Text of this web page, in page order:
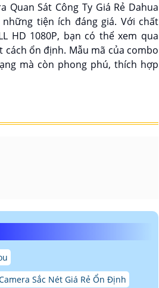
Quan Sát Công Ty Giá Rẻ Dahua
tiện ích đáng giá. Với chất
HD 1080P, bạn có thể xem qua
ổn định. Mẫu mã của combo
mà còn phong phú, thích hợp
Sắc Nét Giá Rẻ Ổn Định